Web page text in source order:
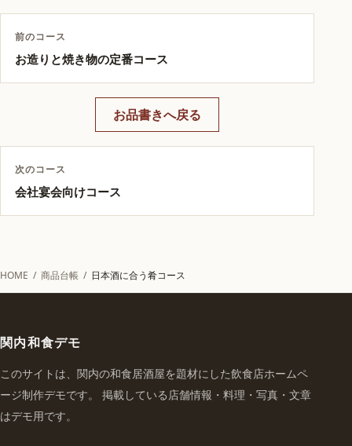
前のコース
お造りと焼き物の定番コース
お品書きへ戻る
次のコース
会社宴会向けコース
HOME / 商品台帳 / 日本酒に合う肴コース
関内和食デモ
このサイトは、関内の和食居酒屋を題材にした飲食店ホームペ
ージ制作デモです。 掲載している店舗情報・料理・写真・文章
はデモ用です。